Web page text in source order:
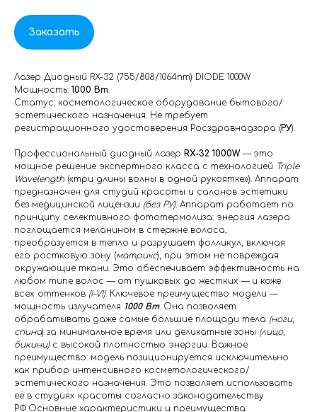
Заказать
Лазер Диодный RX-32 (755/808/1064nm) DIODE 1000W
Мощность: 1000 Вт.
Статус: косметологическое оборудование бытового/
эстетического назначения. Не требует
регистрационного удостоверения Росздравнадзора (РУ).
Профессиональный диодный лазер RX‑32 1000W — это
мощное решение экспертного класса с технологией Triple
Wavelength(«три длины волны в одной рукоятке»). Аппарат
предназначен для студий красоты и салонов эстетики
без медицинской лицензии (без РУ). Аппарат работает по
принципу селективного фототермолиза: энергия лазера
поглощается меланином в стержне волоса,
преобразуется в тепло и разрушает фолликул, включая
его ростковую зону (матрикс), при этом не повреждая
окружающие ткани. Это обеспечивает эффективность на
любом типе волос — от пушковых до жестких — и коже
всех оттенков (I–VI). Ключевое преимущество модели —
мощность излучателя 1000 Вт. Она позволяет
обрабатывать даже самые большие площади тела (ноги,
спина) за минимальное время или деликатные зоны (лицо,
бикини)с высокой плотностью энергии. Важное
преимущество: модель позиционируется исключительно
как прибор интенсивного косметологического/
эстетического назначения. Это позволяет использовать
её в студиях красоты согласно законодательству
РФ.Основные характеристики и преимущества: